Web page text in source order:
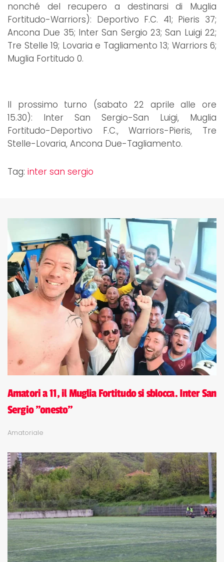
nonché del recupero a destinarsi di Muglia
Fortitudo-Warriors): Deportivo F.C. 41; Pieris 37;
Ancona Due 35; Inter San Sergio 23; San Luigi 22;
Tre Stelle 19; Lovaria e Tagliamento 13; Warriors 6;
Muglia Fortitudo 0.
Il prossimo turno (sabato 22 aprile alle ore
15.30): Inter San Sergio-San Luigi, Muglia
Fortitudo-Deportivo F.C., Warriors-Pieris, Tre
Stelle-Lovaria, Ancona Due-Tagliamento.
Tag: inter san sergio
Amatori a 11, il Muglia Fortitudo si sblocca. Inter San
Sergio "onesto"
Amatoriale